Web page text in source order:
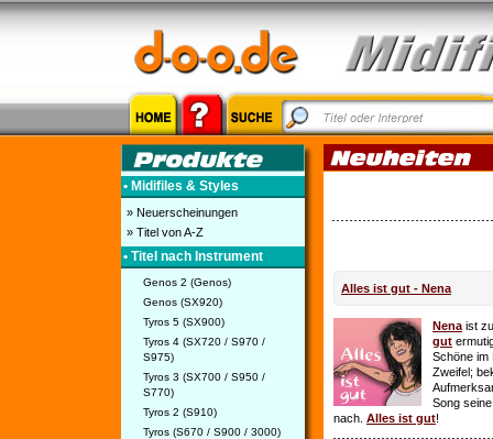
• Midifiles & Styles
» Neuerscheinungen
» Titel von A-Z
• Titel nach Instrument
Genos 2 (Genos)
Genos (SX920)
Tyros 5 (SX900)
Tyros 4 (SX720 / S970 /
S975)
Tyros 3 (SX700 / S950 /
S770)
Tyros 2 (S910)
Tyros (S670 / S900 / 3000)
Alles ist gut - Nena
Nena ist
gut
Schöne im
Zweifel;
Song
nach. Alles ist gut!